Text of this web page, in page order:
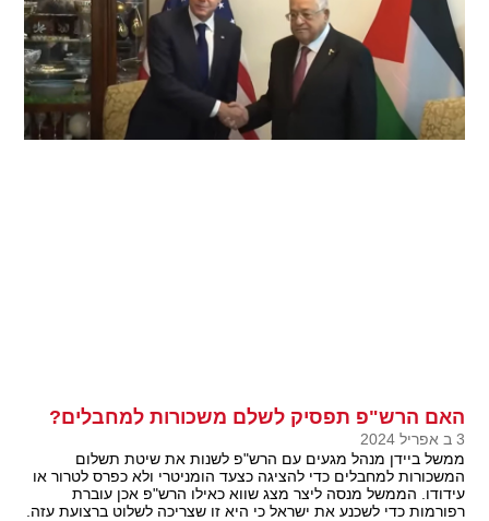
האם הרש"פ תפסיק לשלם משכורות למחבלים?
3 ב אפריל 2024
ממשל ביידן מנהל מגעים עם הרש"פ לשנות את שיטת תשלום
המשכורות למחבלים כדי להציגה כצעד הומניטרי ולא כפרס לטרור או
עידודו. הממשל מנסה ליצר מצג שווא כאילו הרש"פ אכן עוברת
רפורמות כדי לשכנע את ישראל כי היא זו שצריכה לשלוט ברצועת עזה.